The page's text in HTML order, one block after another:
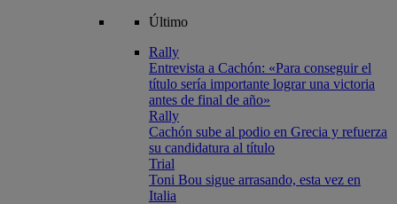
Último
Rally
Entrevista a Cachón: «Para conseguir el
título sería importante lograr una victoria
antes de final de año»
Rally
Cachón sube al podio en Grecia y refuerza
su candidatura al título
Trial
Toni Bou sigue arrasando, esta vez en
Italia